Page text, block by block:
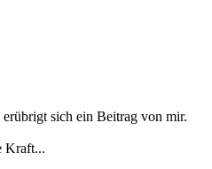
sich ein Beitrag von mir.
Kraft...